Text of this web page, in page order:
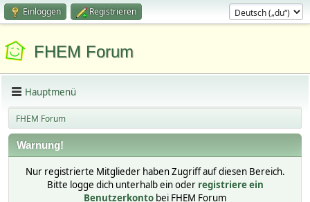
Einloggen Registrieren
FHEM Forum
Hauptmenü
FHEM Forum
Warnung!
Nur registrierte Mitglieder haben Zugriff auf diesen Bereich.
Bitte logge dich unterhalb ein oder registriere ein
Benutzerkonto bei FHEM Forum